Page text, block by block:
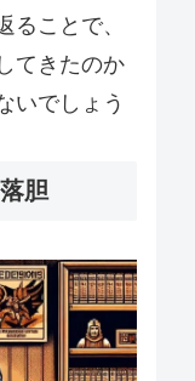
ることで、
てきたのか
いでしょう
胆